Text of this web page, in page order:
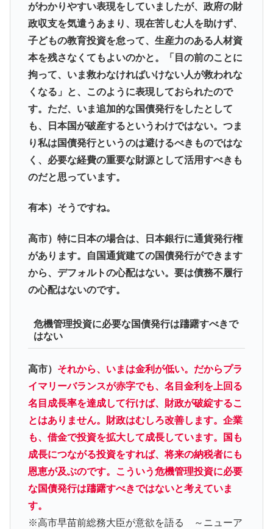
がわかりやすい表現をしていましたが、政府の財
政収支を気遣うあまり、現在苦しむ人を助けず、
子どもの教育投資を怠って、生産力のある人材資
本を残さなくてもよいのかと。「目の前のことに
拘って、いま救わなければいけない人が救われな
くなる」と、このように表現しておられたので
す。ただ、いま追加的な国債発行をしたとして
も、日本国が破産するというわけではない。つま
り私は国債発行というのは避けるべきものではな
く、必要な経費の重要な財源として活用すべきも
のだと思っています。
有本）そうですね。
高市）特に日本の場合は、日本銀行に通貨発行権
があります。自国通貨建ての国債発行ができます
から、デフォルトの心配はない。要は債務不履行
の心配はないのです。
危機管理投資に必要な国債発行は躊躇すべきで
はない
高市） それから、いまは金利が低い。だからプラ
イマリーバランスが赤字でも、名目金利を上回る
名目成長率を達成して行けば、財政が破綻するこ
とはありません。財政はむしろ改善します。企業
も、借金で投資を拡大して成長しています。国も
成長につながる投資をすれば、将来の納税者にも
恩恵が及ぶのです。こういう危機管理投資に必要
な国債発行は躊躇すべきではないと考えていま
す。
※高市早苗前総務大臣が意欲を語る ～ニューア